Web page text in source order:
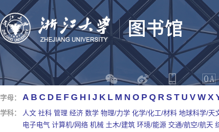
字母： A B C D E F G H I J K L M N O P Q R S T U V W X
学科： 人文 社科 管理 经济 数学 物理/力学 化学/化工/材料 地球科学/天
电子电气 计算机/网络 机械 土木/建筑 环境/能源 交通/航空/航天